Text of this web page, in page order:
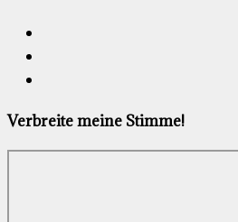
Verbreite meine Stimme!